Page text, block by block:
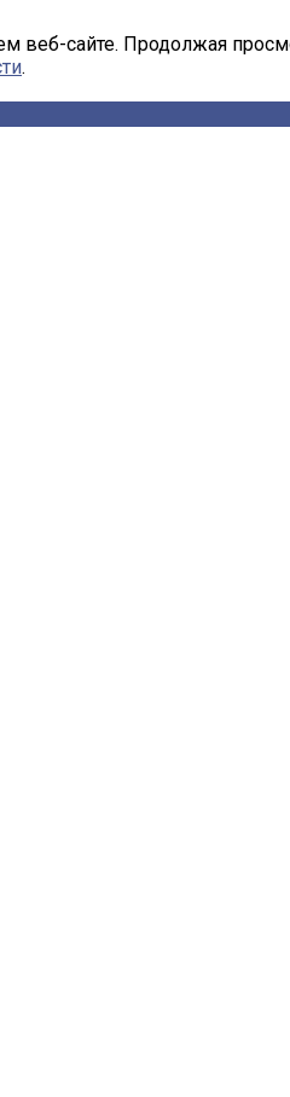
веб-сайте. Продолжая
.